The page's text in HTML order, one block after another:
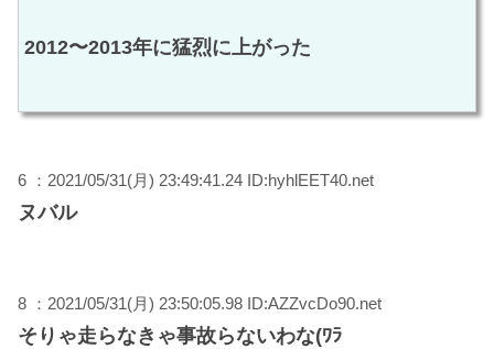
2012〜2013年に猛烈に上がった
6 ：2021/05/31(月) 23:49:41.24 ID:hyhlEET40.net
ヌバル
8 ：2021/05/31(月) 23:50:05.98 ID:AZZvcDo90.net
そりゃ走らなきゃ事故らないわな(ﾜﾗ